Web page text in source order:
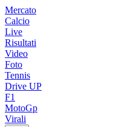
Mercato
Calcio
Live
Risultati
Video
Foto
Tennis
Drive UP
F1
MotoGp
Virali